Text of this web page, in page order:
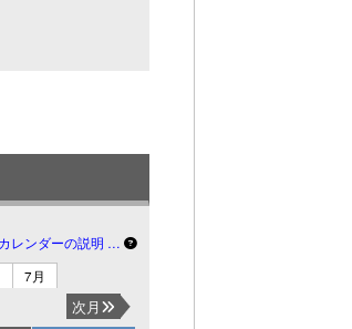
カレンダーの説明 …
7月
次月